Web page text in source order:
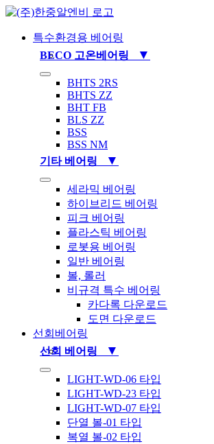
Skip
content특수환경용 베어링
BECO 고온베어링
▼
Toggle
Navigation
BHTS 2RS
BHTS ZZ
BHT FB
BLS ZZ
BSS
BSS NM
기타 베어링
▼
Toggle
Navigation세라믹 베어링
하이브리드 베어링
피크 베어링
플라스틱 베어링
로봇용 베어링
일반 베어링
볼, 롤러
비규격 특수 베어링
카다록 다운로드
도면 다운로드
선회베어링
선회 베어링
▼
Toggle
NavigationLIGHT-WD-06 타입
LIGHT-WD-23 타입
LIGHT-WD-07 타입
단열 볼-01 타입
복열 볼-02 타입